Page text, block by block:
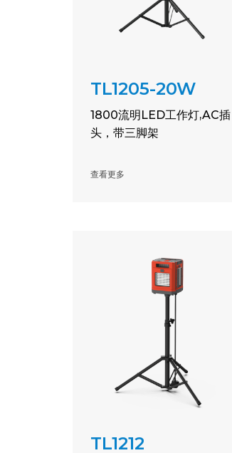
TL1205-20W
1800流明LED工作灯,AC插
头，带三脚架
查看更多
TL1212